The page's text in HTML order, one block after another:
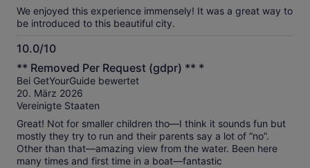
We enjoyed this experience immensely! It was a great way to
be introduced to this beautiful city.
10.0/10
10.0
von
10
** Removed Per Request (gdpr) ** *
Bei GetYourGuide bewertet
20. März 2026
Vereinigte Staaten
Great! Not for smaller children tho—I think it sounds fun but
mostly they try to run and their parents say a lot of “no”.
Other than that—amazing view from the water. Been here
many times and first time in a boat—fantastic